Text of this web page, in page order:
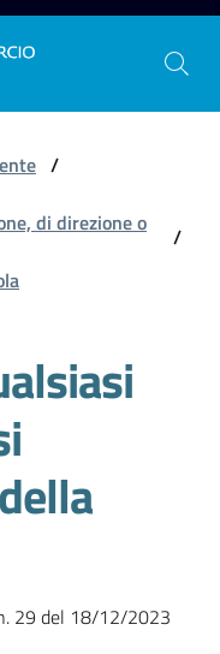
/
di direzione o
/
29 del 18/12/2023